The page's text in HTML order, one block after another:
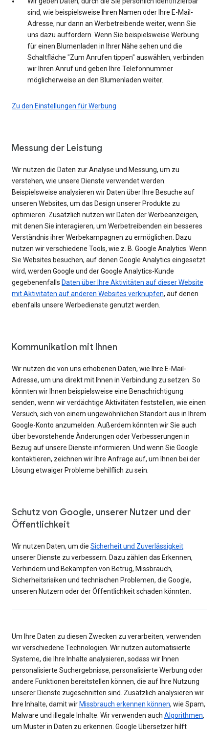
sind, wie beispielsweise Ihren Namen oder Ihre E-Mail-
Adresse, nur dann an Werbetreibende weiter, wenn Sie
uns dazu auffordern. Wenn Sie beispielsweise Werbung
für einen Blumenladen in Ihrer Nähe sehen und die
Schaltfläche "Zum Anrufen tippen" auswählen, verbinden
wir Ihren Anruf und geben Ihre Telefonnummer
möglicherweise an den Blumenladen weiter.
Zu den Einstellungen für Werbung
Messung der Leistung
Wir nutzen die Daten zur Analyse und Messung, um zu
verstehen, wie unsere Dienste verwendet werden.
Beispielsweise analysieren wir Daten über Ihre Besuche auf
unseren Websites, um das Design unserer Produkte zu
optimieren. Zusätzlich nutzen wir Daten der Werbeanzeigen,
mit denen Sie interagieren, um Werbetreibenden ein besseres
Verständnis ihrer Werbekampagnen zu ermöglichen. Dazu
nutzen wir verschiedene Tools, wie z. B. Google Analytics. Wenn
Sie Websites besuchen, auf denen Google Analytics eingesetzt
wird, werden Google und der Google Analytics-Kunde
gegebenenfalls Daten über Ihre Aktivitäten auf dieser Website
mit Aktivitäten auf anderen Websites verknüpfen, auf denen
ebenfalls unsere Werbedienste genutzt werden.
Kommunikation mit Ihnen
Wir nutzen die von uns erhobenen Daten, wie Ihre E-Mail-
Adresse, um uns direkt mit Ihnen in Verbindung zu setzen. So
könnten wir Ihnen beispielsweise eine Benachrichtigung
senden, wenn wir verdächtige Aktivitäten feststellen, wie einen
Versuch, sich von einem ungewöhnlichen Standort aus in Ihrem
Google-Konto anzumelden. Außerdem könnten wir Sie auch
über bevorstehende Änderungen oder Verbesserungen in
Bezug auf unsere Dienste informieren. Und wenn Sie Google
kontaktieren, zeichnen wir Ihre Anfrage auf, um Ihnen bei der
Lösung etwaiger Probleme behilflich zu sein.
Schutz von Google, unserer Nutzer und der
Öffentlichkeit
Wir nutzen Daten, um die Sicherheit und Zuverlässigkeit
unserer Dienste zu verbessern. Dazu zählen das Erkennen,
Verhindern und Bekämpfen von Betrug, Missbrauch,
Sicherheitsrisiken und technischen Problemen, die Google,
unseren Nutzern oder der Öffentlichkeit schaden könnten.
Um Ihre Daten zu diesen Zwecken zu verarbeiten, verwenden
wir verschiedene Technologien. Wir nutzen automatisierte
Systeme, die Ihre Inhalte analysieren, sodass wir Ihnen
personalisierte Suchergebnisse, personalisierte Werbung oder
andere Funktionen bereitstellen können, die auf Ihre Nutzung
unserer Dienste zugeschnitten sind. Zusätzlich analysieren wir
Ihre Inhalte, damit wir Missbrauch erkennen können, wie Spam,
Malware und illegale Inhalte. Wir verwenden auch Algorithmen,
um Muster in Daten zu erkennen. Google Übersetzer hilft